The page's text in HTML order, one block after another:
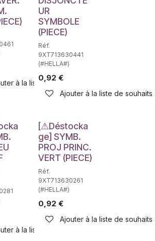
à la liste de souhaits
UR
SYMBOLE
(PIECE)
Réf.
9XT713630441
(#HELLA#)
0,92 €
Ajouter à la liste de souhaits
à la liste de souhaits
Déstockage
[⚠Déstocka
ge] SYMB.
PROJ PRINC.
VERT (PIECE)
Réf.
9XT713630261
(#HELLA#)
0,92 €
Ajouter à la liste de souhaits